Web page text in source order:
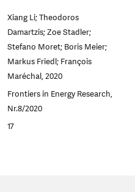
Xiang Li; Theodoros
Damartzis; Zoe Stadler;
Stefano Moret; Boris Meier;
Markus Friedl; François
Maréchal, 2020
Frontiers in Energy Research,
Nr.8/2020
17